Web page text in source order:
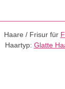
Haare / Frisur für
Haartyp: Glatte